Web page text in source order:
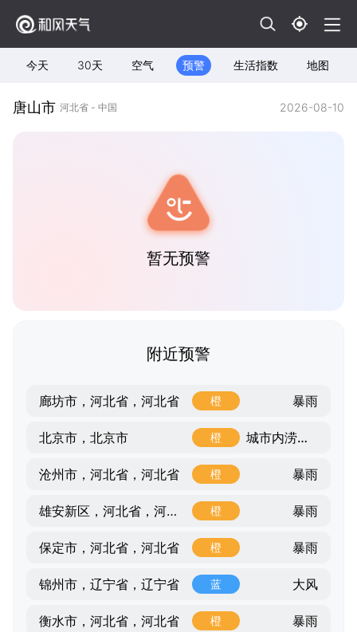
今天 30天 空气 预警 生活指数 地图
唐山市 河北省 - 中国 2026-08-10
暂无预警
附近预警
廊坊市，河北省，河北省 橙 暴雨
北京市，北京市 橙 城市内涝风险
沧州市，河北省，河北省 橙 暴雨
雄安新区，河北省，河北省 橙 暴雨
保定市，河北省，河北省 橙 暴雨
锦州市，辽宁省，辽宁省 蓝 大风
衡水市，河北省，河北省 橙 暴雨